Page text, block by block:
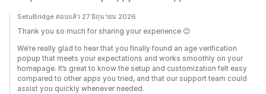
SetuBridge ตอบแล้ว 27 มิถุนายน 2026
Thank you so much for sharing your experience 😊
We’re really glad to hear that you finally found an age verification
popup that meets your expectations and works smoothly on your
homepage. It’s great to know the setup and customization felt easy
compared to other apps you tried, and that our support team could
assist you quickly whenever needed.